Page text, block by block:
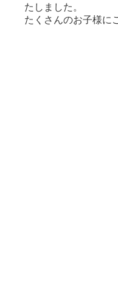
たしました。
たくさんのお子様に